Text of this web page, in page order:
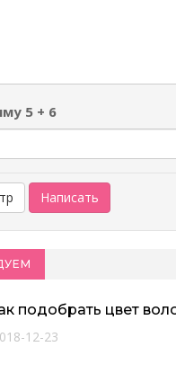
5 + 6
подобрать цвет
12-23